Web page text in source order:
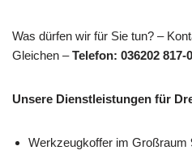
Was dürfen wir für Sie tun? –
Gleichen –Telefon: 036202 817-
Unsere Dienstleistungen für
Werkzeugkoffer im Großraum